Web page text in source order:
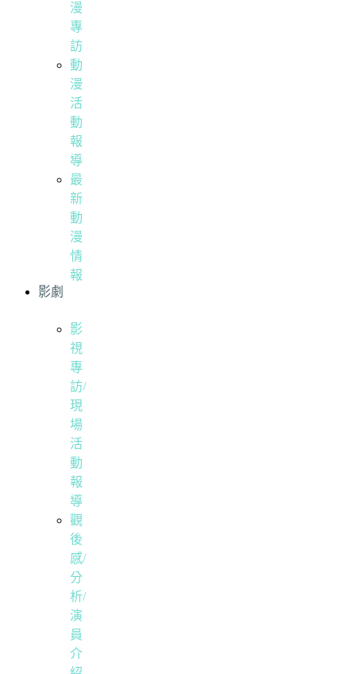
漫
專
訪
動
漫
活
動
報
導
最
新
動
漫
情
報
影劇
影
視
專
訪/
現
場
活
動
報
導
觀
後
感/
分
析/
演
員
介